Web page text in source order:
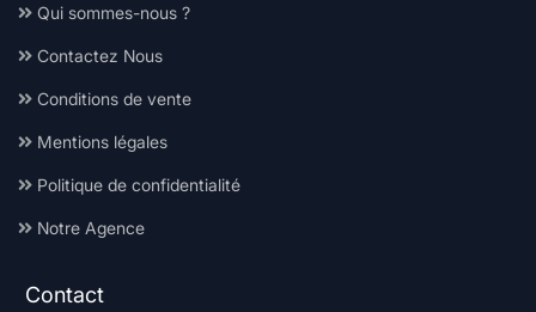
Qui sommes-nous ?
Contactez Nous
Conditions de vente
Mentions légales
Politique de confidentialité
Notre Agence
Contact